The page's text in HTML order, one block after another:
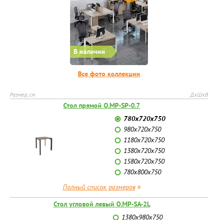
В наличии
Все фото коллекции
Размер, см ДхШхВ
Стол прямой O.MP-SP-0.7
780х720х750
980х720х750
1180х720х750
1380х720х750
1580х720х750
780х800х750
Полный список размеров»
Стол угловой левый O.MP-SA-2L
1380х980х750